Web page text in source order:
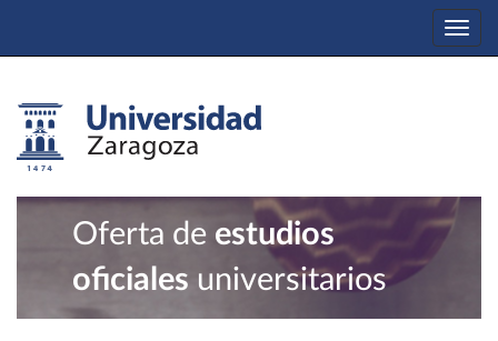
Oferta de estudios
oficiales universitarios